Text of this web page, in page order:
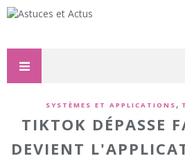
SYSTÈMES ET APPLICATIONS ,
TIKTOK DÉPASSE
DEVIENT